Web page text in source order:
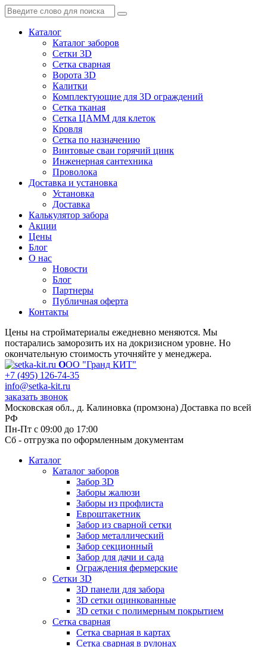
Каталог
Каталог заборов
Сетки 3D
Сетка сварная
Ворота 3D
Калитки
Комплектующие для 3D ограждений
Сетка тканая
Сетка ЦАММ для клеток
Кровля
Сетка по назначению
Винтовые сваи горячий цинк
Инженерная сантехника
Проволока
Доставка и установка
Установка
Доставка
Калькулятор забора
Акции
Цены
Блог
О нас
Новости
Блог
Партнеры
Публичная оферта
Контакты
Цены на стройматериалы ежедневно меняются. Мы
постарались заморозить их на докризисном уровне. Но
окончательную стоимость уточняйте у менеджера.
ООО "Гранд КИТ"
+7 (495) 126-74-35
info@setka-kit.ru
заказать звонок
Московская обл., д. Калиновка (промзона) Доставка по всей
РФ
Пн-Пт с 09:00 до 17:00
Сб - отгрузка по оформленным документам
Каталог
Каталог заборов
Забор 3D
Заборы жалюзи
Заборы из профлиста
Евроштакетник
Забор из сварной сетки
Забор металлический
Забор секционный
Забор для дачи и сада
Ограждения фермерские
Сетки 3D
3D панели для забора
3D сетки оцинкованные
3D сетки с полимерным покрытием
Сетка сварная
Сетка сварная в картах
Сетка сварная в рулонах